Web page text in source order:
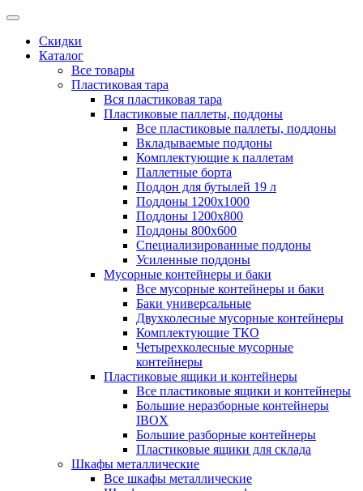
Скидки
Каталог
Все товары
Пластиковая тара
Вся пластиковая тара
Пластиковые паллеты, поддоны
Все пластиковые паллеты, поддоны
Вкладываемые поддоны
Комплектующие к паллетам
Паллетные борта
Поддон для бутылей 19 л
Поддоны 1200х1000
Поддоны 1200х800
Поддоны 800х600
Специализированные поддоны
Усиленные поддоны
Мусорные контейнеры и баки
Все мусорные контейнеры и баки
Баки универсальные
Двухколесные мусорные контейнеры
Комплектующие ТКО
Четырехколесные мусорные
контейнеры
Пластиковые ящики и контейнеры
Все пластиковые ящики и контейнеры
Большие неразборные контейнеры
IBOX
Большие разборные контейнеры
Пластиковые ящики для склада
Шкафы металлические
Все шкафы металлические